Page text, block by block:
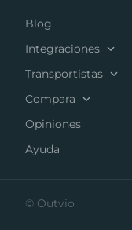
Blog
Integraciones
Transportistas
Compara
Opiniones
Ayuda
© Outvio